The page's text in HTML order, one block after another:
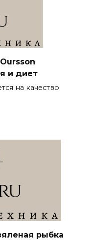
и диет
на качество
рыбка